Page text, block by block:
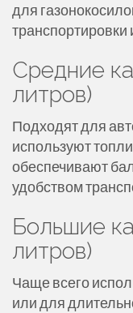
для
Средние
литров)
Подходят для
используют
обеспечивают
удобством
Большие
литров)
Чаще всего
или для